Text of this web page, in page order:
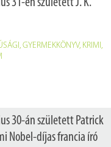
, GYERMEKKÖNYV, KRIMI ,
30-án született Patrick
Nobel-díjas francia író